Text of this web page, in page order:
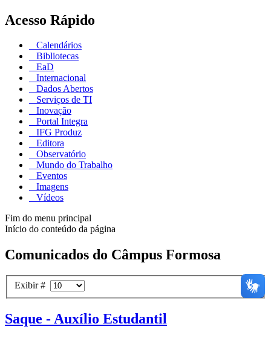
Acesso Rápido
Calendários
Bibliotecas
EaD
Internacional
Dados Abertos
Serviços de TI
Inovação
Portal Integra
IFG Produz
Editora
Observatório
Mundo do Trabalho
Eventos
Imagens
Vídeos
Fim do menu principal
Início do conteúdo da página
Comunicados do Câmpus Formosa
Exibir #
Saque - Auxílio Estudantil